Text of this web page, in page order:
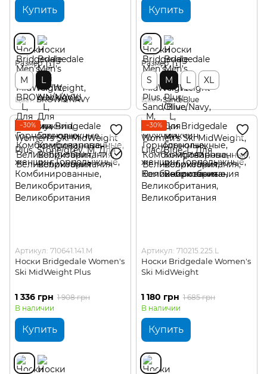
Купить
Размер
M L
Цвет BROWN/NAVY
Купить
Размер
S M L XL
Цвет Sand/Blue
−30%
Артикул: 710641.141.M
Носки Bridgedale Women's
Ski MidWeight Plus
1 336 грн 1 908 грн
В наличии
Купить
−30%
Артикул: 710215.225.L
Носки Bridgedale Women's
Ski MidWeight
1 180 грн 1 685 грн
В наличии
Купить